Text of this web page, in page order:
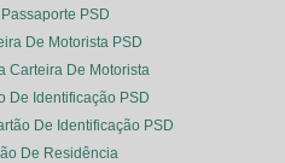
PSD
De Motorista PSD
Carteira De Motorista
De Identificação PSD
De Identificação PSD
De Residência